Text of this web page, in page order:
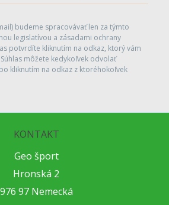
budeme spracovávať len za týmto
legislatívou a zásadami ochrany
potvrdíte kliknutím na odkaz, ktorý vám
môžete kedykoľvek odvolať
kliknutím na odkaz z ktoréhokoľvek
KONTAKT
Geo šport
Hronská 2
976 97 Nemecká